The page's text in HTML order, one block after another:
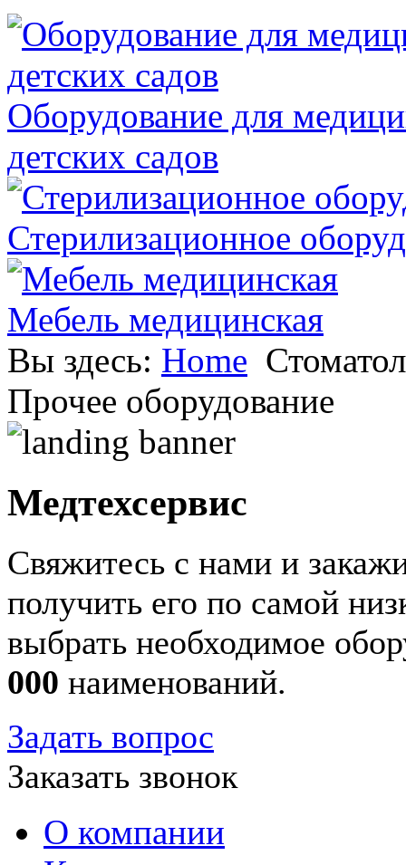
Оборудование для
детских садов
Стерилизационное
Мебель медицинская
Вы здесь: Home
Прочее оборудование
Медтехсервис
Свяжитесь с нами и
получить его по самой
выбрать необходимое
000 наименований.
Задать вопрос
Заказать звонок
О компании